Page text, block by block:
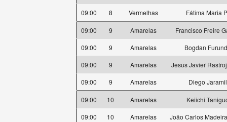
09:00
8 Vermelhas Fátima Maria
09:00 9 Amarelas
Francisco Freire
09:00
9 Amarelas
Bogdan
09:00
9 Amarelas
Jesus Javier
09:00
9 Amarelas Diego
09:00 10 Amarelas
Keiichi
09:00
10 Amarelas
João Carlos